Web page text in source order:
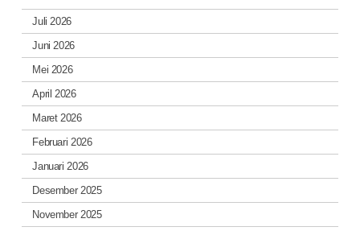
Juli 2026
Juni 2026
Mei 2026
April 2026
Maret 2026
Februari 2026
Januari 2026
Desember 2025
November 2025